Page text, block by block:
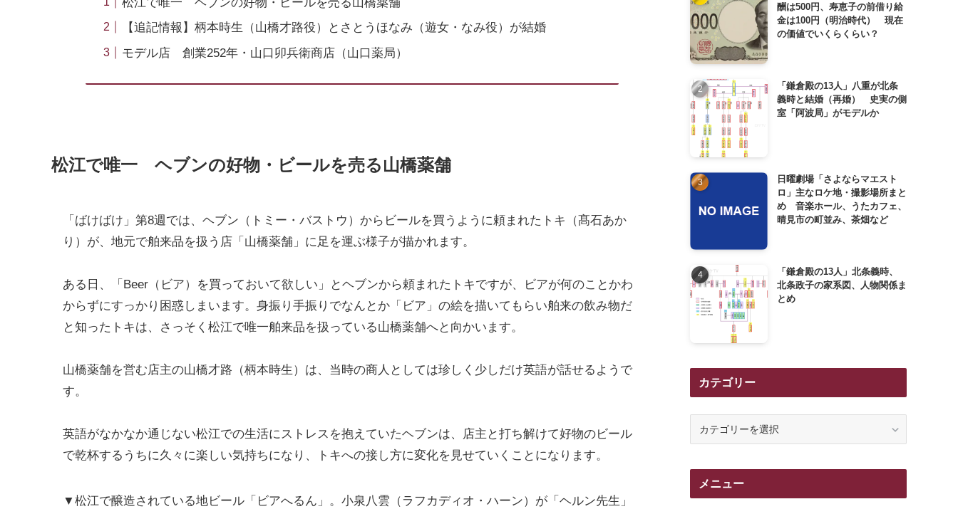
【追記情報】柄本時生（山橋才路役）とさとうほなみ（遊女・なみ役）が結婚
モデル店 創業252年・山口卯兵衛商店（山口薬局）
松江で唯一 ヘブンの好物・ビールを売る山橋薬舗
「ばけばけ」第8週では、ヘブン（トミー・バストウ）からビールを買うように頼まれたトキ（髙石あか
り）が、地元で舶来品を扱う店「山橋薬舗」に足を運ぶ様子が描かれます。
ある日、「Beer（ビア）を買っておいて欲しい」とヘブンから頼まれたトキですが、ビアが何のことかわ
からずにすっかり困惑しまいます。身振り手振りでなんとか「ビア」の絵を描いてもらい舶来の飲み物だ
と知ったトキは、さっそく松江で唯一舶来品を扱っている山橋薬舗へと向かいます。
山橋薬舗を営む店主の山橋才路（柄本時生）は、当時の商人としては珍しく少しだけ英語が話せるようで
す。
英語がなかなか通じない松江での生活にストレスを抱えていたヘブンは、店主と打ち解けて好物のビール
で乾杯するうちに久々に楽しい気持ちになり、トキへの接し方に変化を見せていくことになります。
▼松江で醸造されている地ビール「ビアへるん」。小泉八雲（ラフカディオ・ハーン）が「ヘルン先生」
酬は500円、寿恵子の前借り給
金は100円（明治時代） 現在
の価値でいくらくらい？
「鎌倉殿の13人」八重が北条
義時と結婚（再婚） 史実の側
室「阿波局」がモデルか
日曜劇場「さよならマエスト
ロ」主なロケ地・撮影場所まと
め 音楽ホール、うたカフェ、
晴見市の町並み、茶畑など
「鎌倉殿の13人」北条義時、
北条政子の家系図、人物関係ま
とめ
カテゴリー
リ
メニュー